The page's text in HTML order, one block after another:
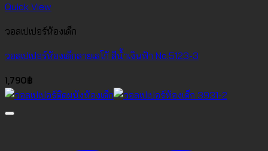
Quick View
วอลเปเปอร์ห้องเด็ก
วอลเปเปอร์ห้องเด็กลายเลโก้ สีน้ำเงินฟ้า No.5123-3
1,790฿